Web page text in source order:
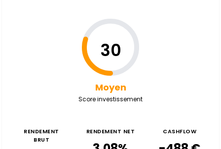
30
Moyen
Score investissement
RENDEMENT
BRUT
RENDEMENT NET CASHFLOW